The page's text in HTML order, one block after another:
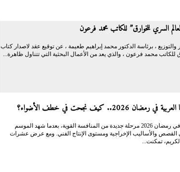
السري للخوارق” للكاتب محمد فرعون
والتوزيع ، برئاسة الدكتور محمد إبراهيم طعيمة ، عن توقيع عقد لاصدار كتاب
للكاتب محمد فرعون ، والذي يعد من الأعمال البحثية التي تتناول ظاهرة...
2026.. كيف نجحت في خطف الأضواء؟
دخلت الدراما العربية في رمضان 2026 مرحلة جديدة من المنافسة القوية، بعدما شهد الموسم
القصص والأساليب الإخراجية ومستوى الإنتاج الفني. ومع عرض عشرات
تمكنت...